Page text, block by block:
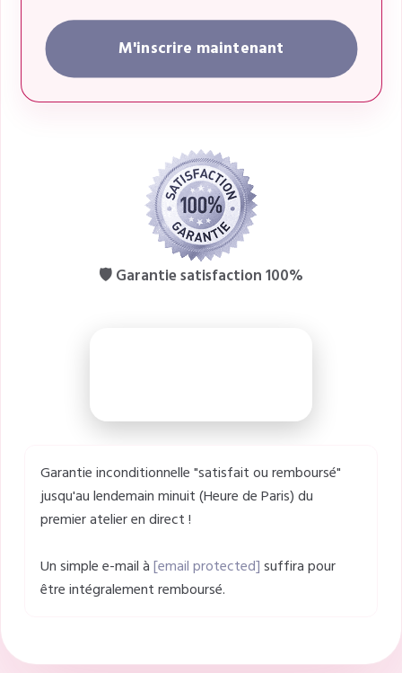
M'inscrire maintenant
🛡️ Garantie satisfaction 100%
Garantie inconditionnelle "satisfait ou remboursé"
jusqu'au lendemain minuit (Heure de Paris) du
premier atelier en direct !
Un simple e-mail à [email protected] suffira pour
être intégralement remboursé.